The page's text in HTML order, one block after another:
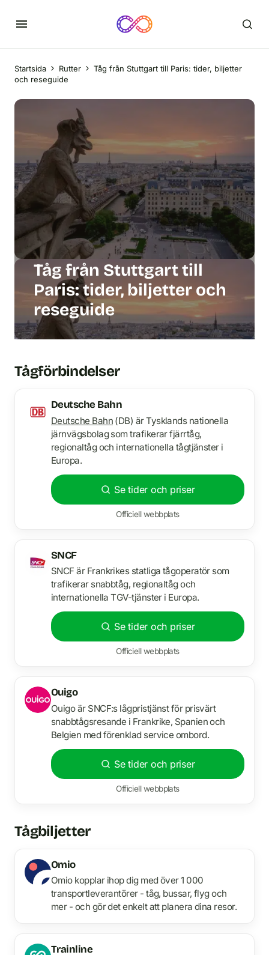
Startsida Rutter
Tåg från Stuttgart till Paris: tider, biljetter
och reseguide
Tåg från Stuttgart till
Paris: tider, biljetter och
reseguide
Tågförbindelser
Deutsche Bahn
Deutsche Bahn(DB) är Tysklands nationella
järnvägsbolag som trafikerar fjärrtåg,
regionaltåg och internationella tågtjänster i
Europa.
Se tider och priser
Officiell webbplats
SNCF
SNCF är Frankrikes statliga tågoperatör som
trafikerar snabbtåg, regionaltåg och
internationella TGV-tjänster i Europa.
Se tider och priser
Officiell webbplats
Ouigo
Ouigo är SNCF:s lågpristjänst för prisvärt
snabbtågsresande i Frankrike, Spanien och
Belgien med förenklad service ombord.
Se tider och priser
Officiell webbplats
Tågbiljetter
Omio
Omio kopplar ihop dig med över 1 000
transportleverantörer - tåg, bussar, flyg och
mer - och gör det enkelt att planera dina resor.
Trainline